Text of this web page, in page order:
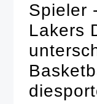
Spieler
Lakers